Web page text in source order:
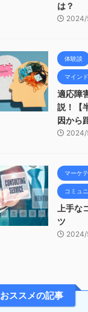
は？
体験談
マインド
適応障
説！【
因から
マーケ
コミュ
上手
ツ
おススメの記事